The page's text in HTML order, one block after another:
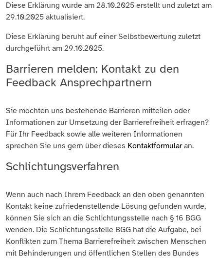
Diese Erklärung wurde am 28.10.2025 erstellt und zuletzt am
29.10.2025 aktualisiert.
Diese Erklärung beruht auf einer Selbstbewertung zuletzt
durchgeführt am 29.10.2025.
Barrieren melden: Kontakt zu den
Feedback Ansprechpartnern
Sie möchten uns bestehende Barrieren mitteilen oder
Informationen zur Umsetzung der Barrierefreiheit erfragen?
Für Ihr Feedback sowie alle weiteren Informationen
sprechen Sie uns gern über dieses Kontaktformularan.
Schlichtungsverfahren
Wenn auch nach Ihrem Feedback an den oben genannten
Kontakt keine zufriedenstellende Lösung gefunden wurde,
können Sie sich an die Schlichtungsstelle nach § 16 BGG
wenden. Die Schlichtungsstelle BGG hat die Aufgabe, bei
Konflikten zum Thema Barrierefreiheit zwischen Menschen
mit Behinderungen und öffentlichen Stellen des Bundes